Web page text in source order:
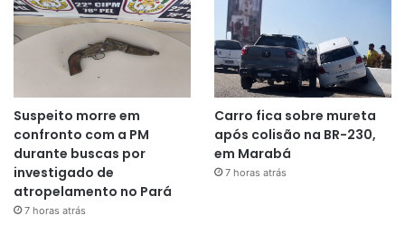
Suspeito morre em
confronto com a PM
durante buscas por
investigado de
atropelamento no Pará
7 horas atrás
Carro fica sobre mureta
após colisão na BR-230,
em Marabá
7 horas atrás